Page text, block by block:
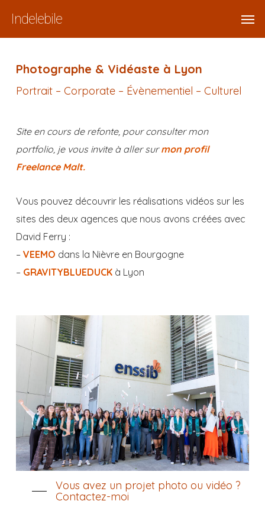
content
Indelebile
Photographe & Vidéaste à Lyon
Portrait – Corporate – Évènementiel – Culturel
Site en cours de refonte, pour consulter mon
portfolio, je vous invite à aller sur mon profil
Freelance Malt.
Vous pouvez découvrir les réalisations vidéos sur les
sites des deux agences que nous avons créées avec
David Ferry :
– VEEMO dans la Nièvre en Bourgogne
– GRAVITYBLUEDUCKà Lyon
Vous avez un projet photo ou vidéo ?
Contactez-moi